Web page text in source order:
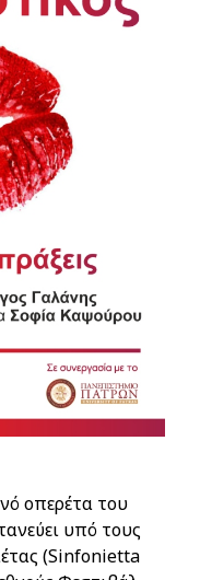
οπερέτα του
υπό τους
(Sinfonietta